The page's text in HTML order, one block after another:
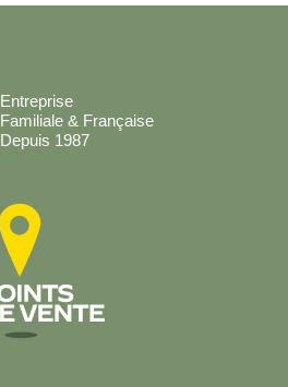
Entreprise
Familiale & Française
Depuis 1987